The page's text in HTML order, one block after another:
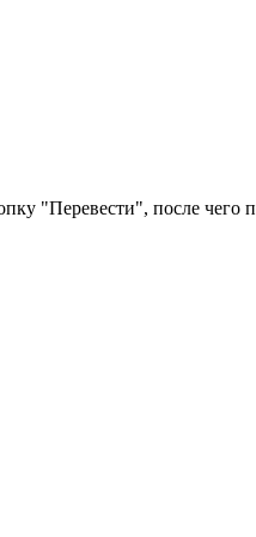
"Перевести", после чего